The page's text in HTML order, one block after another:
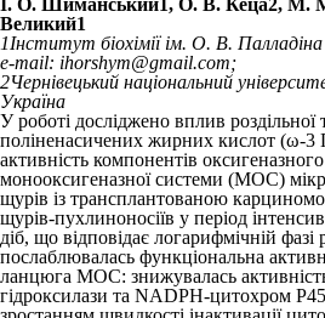
І. О. Шиманський1, О. В. Кеца2, М.
Великий1
1Інститут біохімії ім. О. В.
e-mail: ihorshym@gmail.com;
2Чернівецький національний
Україна
У роботі досліджено вплив роздільної
поліненасичених жирних кислот (ω-
активність компонентів
монооксигеназної системи (МОС)
щурів із трансплантованою
щурів-пухлиноносіїв у період
діб, що відповідає логарифмічній
послаблювалась функціональна
ланцюга МОС: знижувалась
гідроксилази та NADPH-цитохром